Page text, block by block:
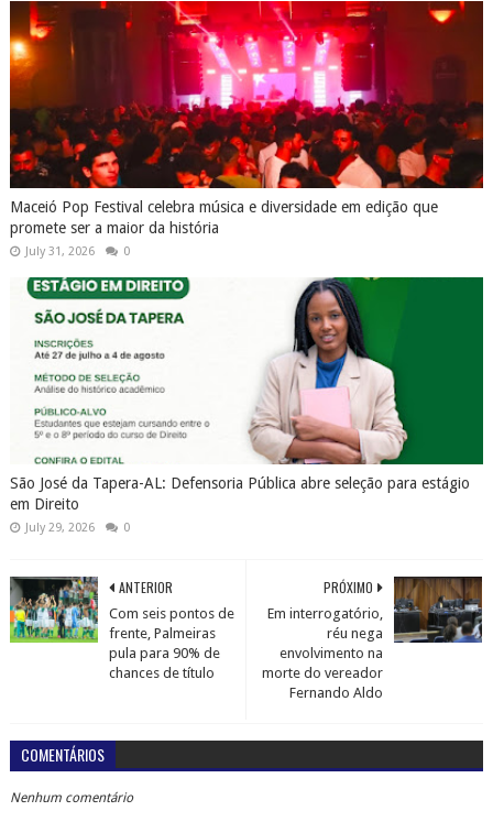
Maceió Pop Festival celebra música e diversidade em edição que
promete ser a maior da história
July 31, 2026 0
São José da Tapera-AL: Defensoria Pública abre seleção para estágio
em Direito
July 29, 2026 0
PRÓXIMO
Em interrogatório,
réu nega
envolvimento na
morte do vereador
Fernando Aldo
ANTERIOR
Com seis pontos de
frente, Palmeiras
pula para 90% de
chances de título
COMENTÁRIOS
Nenhum comentário